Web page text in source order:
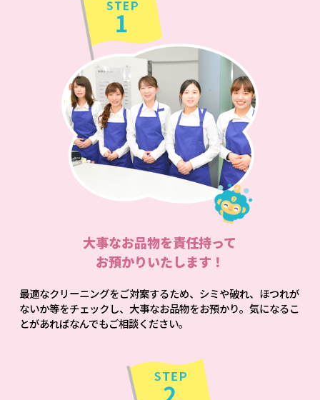
大事なお品物を責任持って
お預かりいたします！
最適なクリーニングをご対案するため、シミや破れ、ほつれが
ないか等をチェックし、大事なお品物をお預かり。気になるこ
とがあればなんでもご相談ください。